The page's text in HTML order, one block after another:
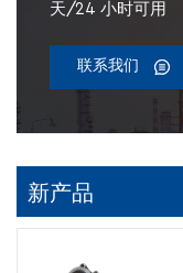
天/24 小时可用
联系我们
新产品